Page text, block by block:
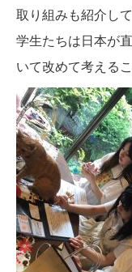
取り組みも紹介し
学生たちは日本が
いて改めて考える